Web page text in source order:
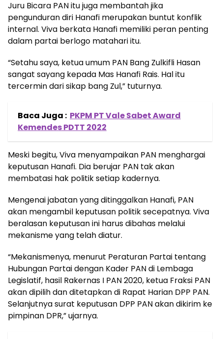
Juru Bicara PAN itu juga membantah jika
pengunduran diri Hanafi merupakan buntut konflik
internal. Viva berkata Hanafi memiliki peran penting
dalam partai berlogo matahari itu.
“Setahu saya, ketua umum PAN Bang Zulkifli Hasan
sangat sayang kepada Mas Hanafi Rais. Hal itu
tercermin dari sikap bang Zul,” tuturnya.
Baca Juga : PKPM PT Vale Sabet Award
Kemendes PDTT 2022
Meski begitu, Viva menyampaikan PAN menghargai
keputusan Hanafi. Dia berujar PAN tak akan
membatasi hak politik setiap kadernya.
Mengenai jabatan yang ditinggalkan Hanafi, PAN
akan mengambil keputusan politik secepatnya. Viva
beralasan keputusan ini harus dibahas melalui
mekanisme yang telah diatur.
“Mekanismenya, menurut Peraturan Partai tentang
Hubungan Partai dengan Kader PAN di Lembaga
Legislatif, hasil Rakernas I PAN 2020, ketua Fraksi PAN
akan dipilih dan ditetapkan di Rapat Harian DPP PAN.
Selanjutnya surat keputusan DPP PAN akan dikirim ke
pimpinan DPR,” ujarnya.